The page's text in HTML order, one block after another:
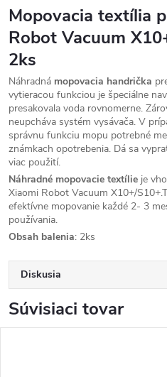
Mopovacia textília
Robot Vacuum
2ks
Náhradná mopovacia handrička
vytieracou funkciou je špeciálne
presakovala voda rovnomerne.
neupcháva systém vysávača. V
správnu funkciu mopu potrebné
známkach opotrebenia. Dá sa
viac použití.
Náhradné mopovacie textílie je
Xiaomi Robot Vacuum X10+/S10+.
efektívne mopovanie každé 2- 3
používania.
Obsah balenia: 2ks
Diskusia
Súvisiaci tovar